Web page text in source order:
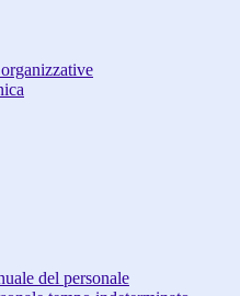
del personale